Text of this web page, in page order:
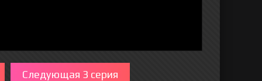
Следующая 3 серия